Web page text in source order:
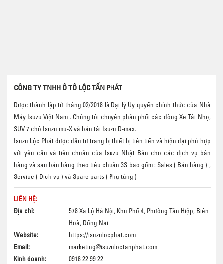
CÔNG TY TNHH Ô TÔ LỘC TẤN PHÁT
Được thành lập từ tháng 02/2018 là Đại lý Ủy quyền chính thức của Nhà
Máy Isuzu Việt Nam . Chúng tôi chuyên phân phối các dòng Xe Tải Nhẹ,
SUV 7 chỗ Isuzu mu-X và bán tải Isuzu D-max.
Isuzu Lộc Phát được đầu tư trang bị thiết bị tiên tiến và hiện đại phù hợp
với yêu cầu và tiêu chuẩn của Isuzu Nhật Bản cho các dịch vụ bán
hàng và sau bán hàng theo tiêu chuẩn 3S bao gồm : Sales ( Bán hàng ) ,
Service ( Dịch vụ ) và Spare parts ( Phụ tùng )
LIÊN HỆ:
Địa chỉ:
578 Xa Lộ Hà Nội, Khu Phố 4, Phường Tân Hiệp, Biên
Hoà, Đồng Nai
Website:
https://isuzulocphat.com
Email:
marketing@isuzuloctanphat.com
Kinh doanh:
0916 22 99 22